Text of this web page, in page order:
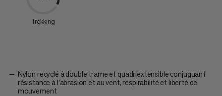
Trekking
Nylon recyclé à double trame et quadriextensible conjuguant
résistance à l’abrasion et au vent, respirabilité et liberté de
mouvement